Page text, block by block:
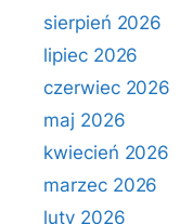
sierpień 2026
lipiec 2026
czerwiec 2026
maj 2026
kwiecień 2026
marzec 2026
luty 2026